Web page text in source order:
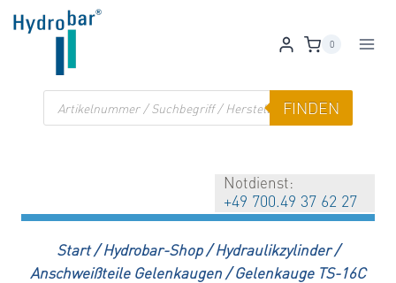
Zum
Inhalt
0
Products
search
FINDEN
Notdienst:
+49 700.49 37 62 27
Start / Hydrobar-Shop / Hydraulikzylinder /
Anschweißteile Gelenkaugen / Gelenkauge TS-16C